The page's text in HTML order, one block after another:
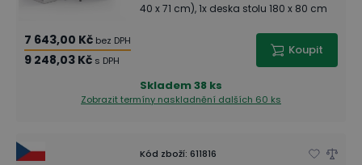
40 x 71 cm), 1x deska stolu 180 x 80 cm
7 643,00 Kč bez DPH
9 248,03 Kč s DPH
Koupit
Skladem38 ks
Zobrazit termíny naskladnění dalších 60 ks
Kód zboží: 611816